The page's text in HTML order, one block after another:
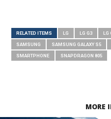
RELATED ITEMS LG LG G3 LG
SAMSUNG SAMSUNG GALAXY S5
SMARTPHONE SNAPDRAGON 805
MORE